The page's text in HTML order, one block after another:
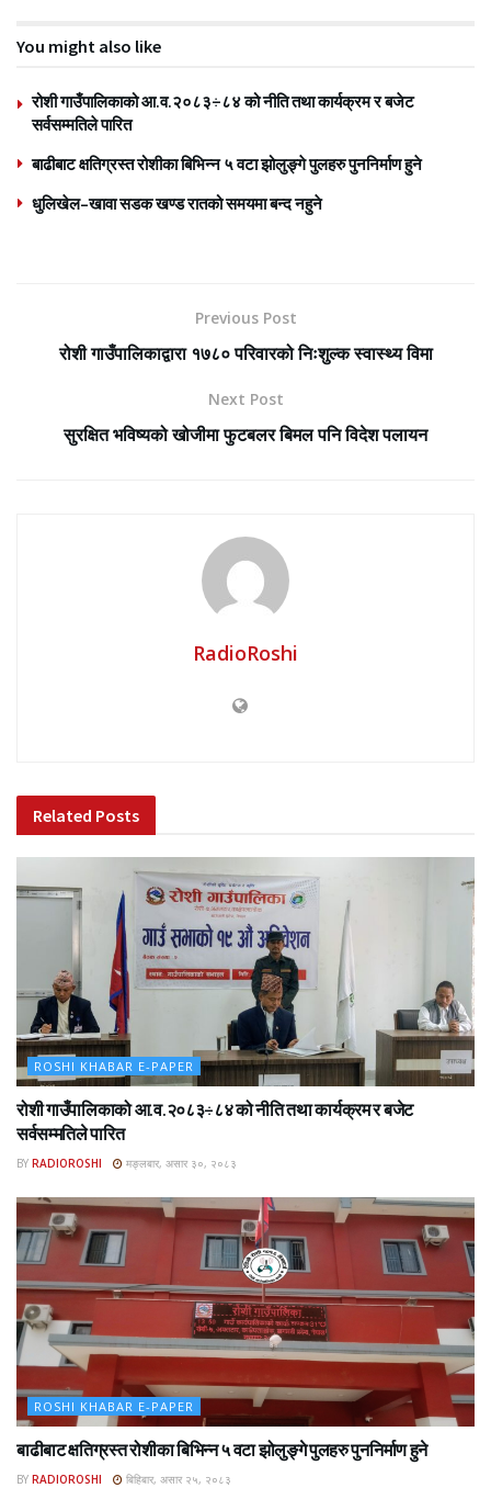
You might also like
रोशी गाउँपालिकाको आ.व.२०८३÷८४ को नीति तथा कार्यक्रम र बजेट
सर्वसम्मतिले पारित
बाढीबाट क्षतिग्रस्त रोशीका बिभिन्न ५ वटा झोलुङ्गे पुलहरु पुननिर्माण हुने
धुलिखेल–खावा सडक खण्ड रातको समयमा बन्द नहुने
Previous Post
रोशी गाउँपालिकाद्वारा १७८० परिवारको निःशुल्क स्वास्थ्य विमा
Next Post
सुरक्षित भविष्यको खोजीमा फुटबलर बिमल पनि विदेश पलायन
RadioRoshi
Related Posts
ROSHI KHABAR E-PAPER
रोशी गाउँपालिकाको आ.व.२०८३÷८४ को नीति तथा कार्यक्रम र बजेट
सर्वसम्मतिले पारित
BY RADIOROSHI मङ्लबार, असार ३०, २०८३
ROSHI KHABAR E-PAPER
बाढीबाट क्षतिग्रस्त रोशीका बिभिन्न ५ वटा झोलुङ्गे पुलहरु पुननिर्माण हुने
BY RADIOROSHI बिहिबार, असार २५, २०८३